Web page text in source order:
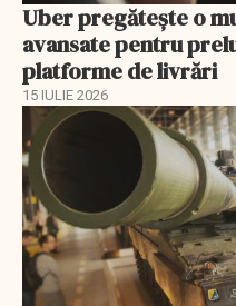
Uber pregătește o
avansate pentru
platforme de livrări
15 IULIE 2026